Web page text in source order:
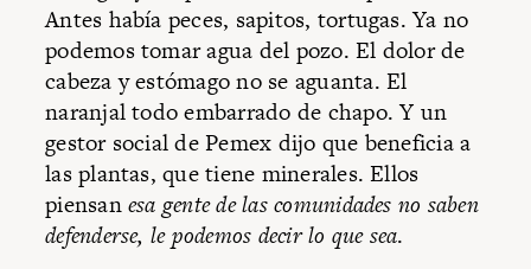
Antes había peces, sapitos, tortugas. Ya no
podemos tomar agua del pozo. El dolor de
cabeza y estómago no se aguanta. El
naranjal todo embarrado de chapo. Y un
gestor social de Pemex dijo que beneficia a
las plantas, que tiene minerales. Ellos
piensanesa gente de las comunidades no saben
defenderse, le podemos decir lo que sea.